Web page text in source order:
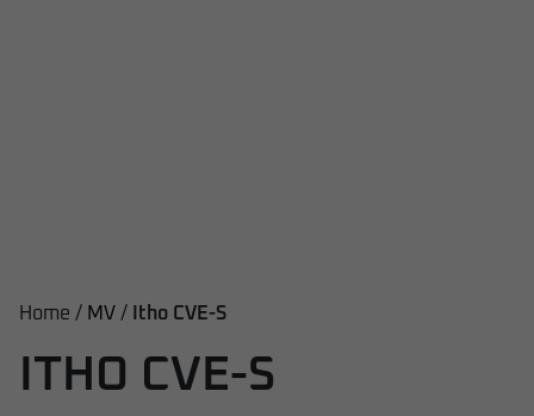
Home / MV / Itho CVE-S
ITHO CVE-S